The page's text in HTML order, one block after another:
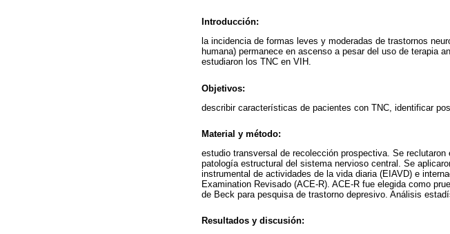
Introducción:
la incidencia de formas leves y moderadas de trastornos
humana) permanece en ascenso a pesar del uso de terapia
estudiaron los TNC en VIH.
Objetivos:
describir características de pacientes con TNC, identificar
Material y método:
estudio transversal de recolección prospectiva. Se
patología estructural del sistema nervioso central. Se
instrumental de actividades de la vida diaria (EIAVD) e
Examination Revisado (ACE-R). ACE-R fue elegida como
de Beck para pesquisa de trastorno depresivo. Análisis
Resultados y discusión: